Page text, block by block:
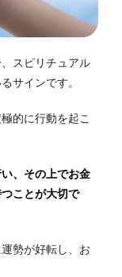
スピリチュアル
サインです。
的に行動を起こ
、その上でお金
ことが大切で
勢が好転し、お